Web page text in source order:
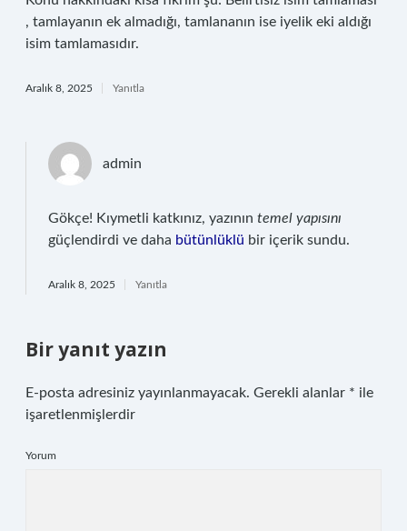
, tamlayanın ek almadığı, tamlananın ise iyelik eki aldığı
isim tamlamasıdır.
Aralık 8, 2025 Yanıtla
admin
Gökçe! Kıymetli katkınız, yazının temel yapısını
güçlendirdi ve daha bütünlüklü bir içerik sundu.
Aralık 8, 2025 Yanıtla
Bir yanıt yazın
E-posta adresiniz yayınlanmayacak. Gerekli alanlar * ile
işaretlenmişlerdir
Yorum